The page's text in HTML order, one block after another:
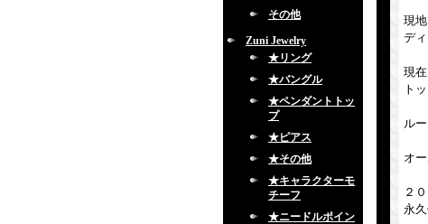
その他
Zuni Jewelry
★リング
★バングル
★ペンダントトッ
プ
★ピアス
★その他
★キャラクターモ
チーフ
★ニードルポイン
現
デ
現
ト
ル
オ
２
永